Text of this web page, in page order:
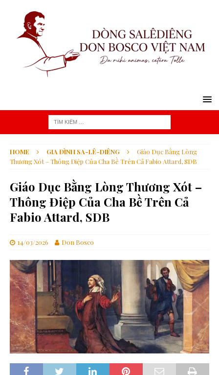
HOME GIA ĐÌNH SA-LÊ-DIÊNG
Giáo Dục Bằng Lòng
Thương Xót – Thông Điệp Của Cha Bề Trên Cả Fabio Attard, SDB
Giáo Dục Bằng Lòng Thương Xót –
Thông Điệp Của Cha Bề Trên Cả
Fabio Attard, SDB
14/03/2026 Don Bosco